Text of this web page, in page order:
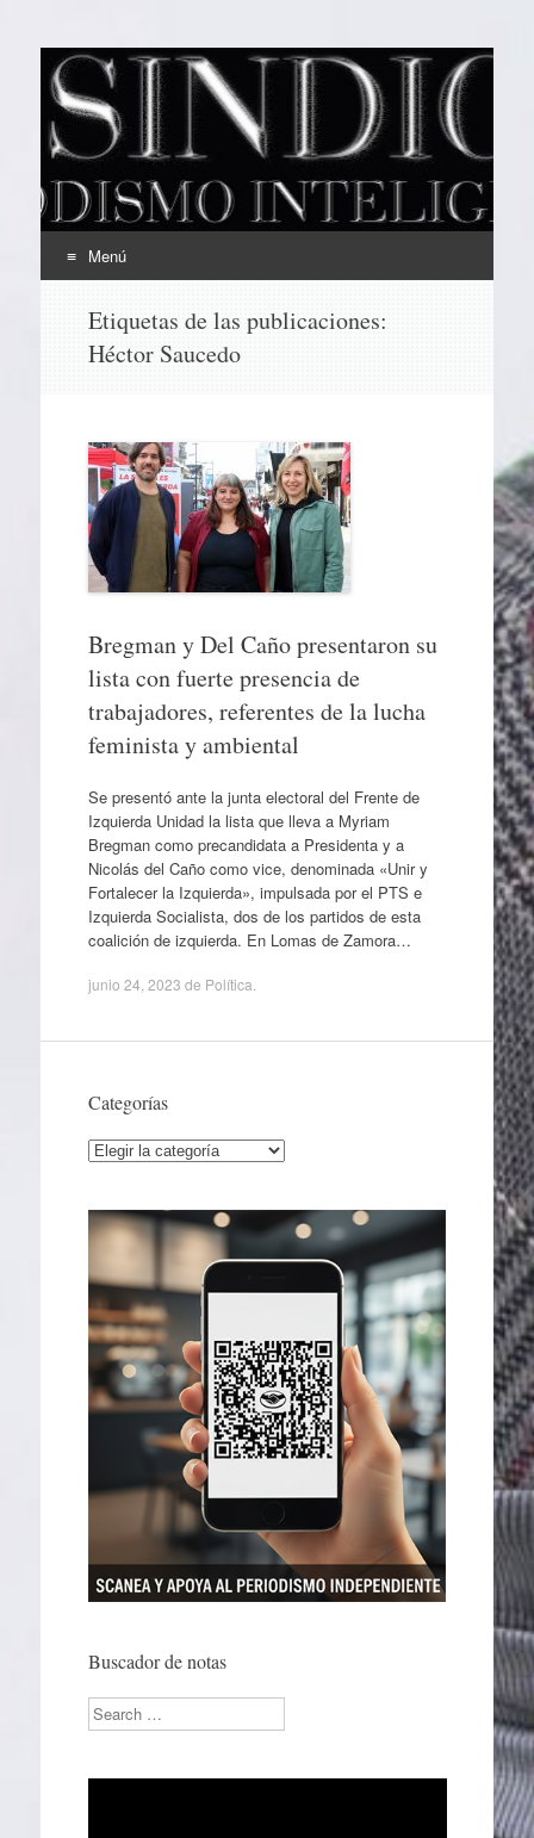
EL SINDICAL
Periodismo Inteligente
Menú
contenido
Etiquetas de las publicaciones:
Héctor Saucedo
Bregman y Del Caño presentaron su
lista con fuerte presencia de
trabajadores, referentes de la lucha
feminista y ambiental
Se presentó ante la junta electoral del Frente de
Izquierda Unidad la lista que lleva a Myriam
Bregman como precandidata a Presidenta y a
Nicolás del Caño como vice, denominada «Unir y
Fortalecer la Izquierda», impulsada por el PTS e
Izquierda Socialista, dos de los partidos de esta
coalición de izquierda. En Lomas de Zamora…
junio 24, 2023 de Política
Categorías
Categorías
Buscador de notas
Search